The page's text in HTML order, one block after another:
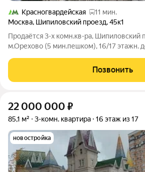
Красногвардейская
11 мин.
Москва, Шипиловский проезд,45к1
Продаётся 3-х комн.кв-ра, Шипиловский
м.Орехово (5 мин.пешком), 16/17 этажн.
собственности более 5 лет (ЖСК 2010
Застекленная
Позвонить
22 000 000 ₽
85,1 м² 3-комн. квартира 16 этаж из 17
новостройка